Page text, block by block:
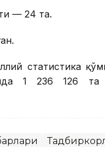
— 24 та.
статистика
1 236 126 та